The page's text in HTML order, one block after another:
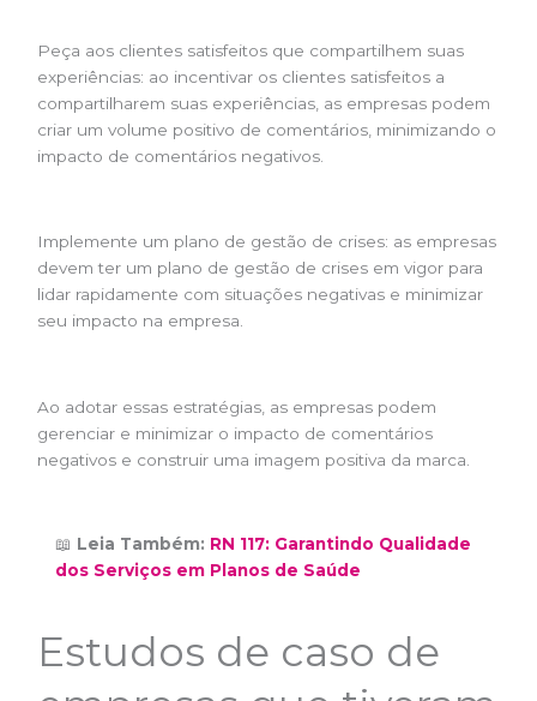
Peça aos clientes satisfeitos que compartilhem suas
experiências: ao incentivar os clientes satisfeitos a
compartilharem suas experiências, as empresas podem
criar um volume positivo de comentários, minimizando o
impacto de comentários negativos.
Implemente um plano de gestão de crises: as empresas
devem ter um plano de gestão de crises em vigor para
lidar rapidamente com situações negativas e minimizar
seu impacto na empresa.
Ao adotar essas estratégias, as empresas podem
gerenciar e minimizar o impacto de comentários
negativos e construir uma imagem positiva da marca.
📖 Leia Também: RN 117: Garantindo Qualidade
dos Serviços em Planos de Saúde
Estudos de caso de